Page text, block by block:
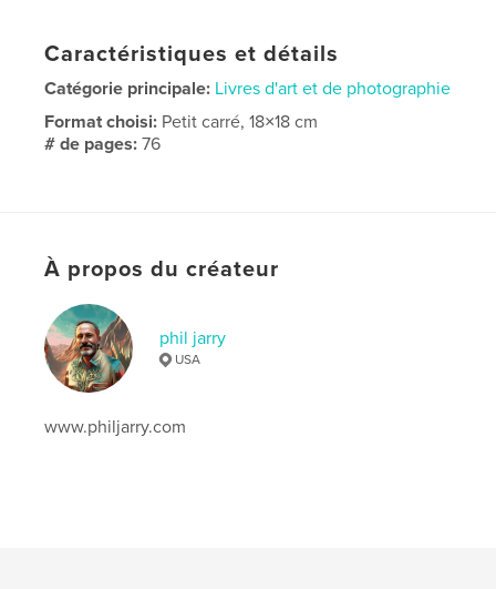
Caractéristiques et détails
Catégorie principale: Livres d'art et de photographie
Format choisi: Petit carré, 18×18 cm
# de pages:76
À propos du créateur
phil jarry
USA
www.philjarry.com